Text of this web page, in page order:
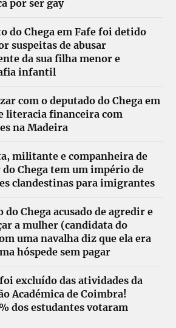
por ser gay
do Chega em Fafe foi detido
suspeitas de abusar
da sua filha menor e
infantil
com o deputado do Chega em
literacia financeira com
na Madeira
militante e companheira de
do Chega tem um império de
clandestinas para imigrantes
do Chega acusado de agredir e
a mulher (candidata do
uma navalha diz que ela era
hóspede sem pagar
excluído das atividades da
Académica de Coimbra!
dos estudantes votaram